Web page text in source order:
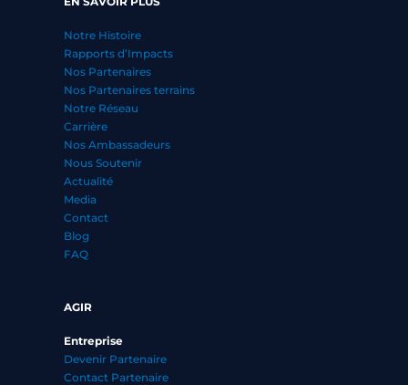
Notre Histoire
Rapports d’Impacts
Nos Partenaires
Nos Partenaires terrains
Notre Réseau
Carrière
Nos Ambassadeurs
Nous Soutenir
Actualité
Media
Contact
Blog
FAQ
AGIR
Entreprise
Devenir Partenaire
Contact Partenaire